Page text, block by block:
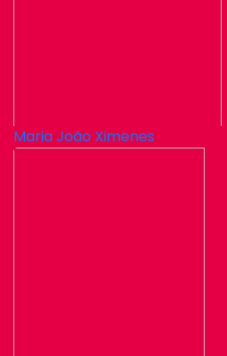
Maria João Ximenes